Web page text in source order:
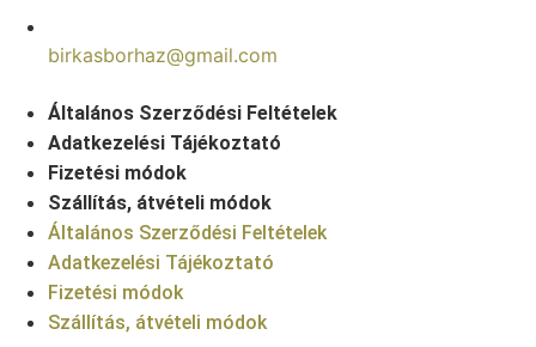
birkasborhaz@gmail.com
Általános Szerződési Feltételek
Adatkezelési Tájékoztató
Fizetési módok
Szállítás, átvételi módok
Általános Szerződési Feltételek
Adatkezelési Tájékoztató
Fizetési módok
Szállítás, átvételi módok